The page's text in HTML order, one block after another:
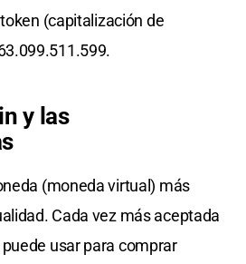
(capitalización de
y las
(moneda virtual) más
Cada vez más aceptada
usar para comprar